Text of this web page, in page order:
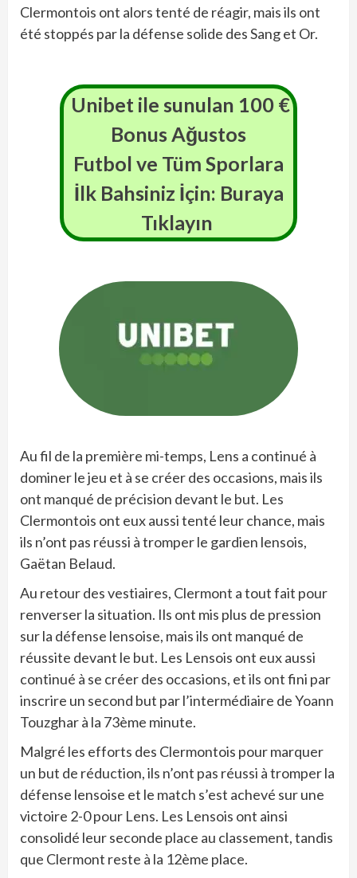
Clermontois ont alors tenté de réagir, mais ils ont
été stoppés par la défense solide des Sang et Or.
Unibet ile sunulan 100 €
Bonus Ağustos
Futbol ve Tüm Sporlara
İlk Bahsiniz İçin: Buraya
Tıklayın
Au fil de la première mi-temps, Lens a continué à
dominer le jeu et à se créer des occasions, mais ils
ont manqué de précision devant le but. Les
Clermontois ont eux aussi tenté leur chance, mais
ils n’ont pas réussi à tromper le gardien lensois,
Gaëtan Belaud.
Au retour des vestiaires, Clermont a tout fait pour
renverser la situation. Ils ont mis plus de pression
sur la défense lensoise, mais ils ont manqué de
réussite devant le but. Les Lensois ont eux aussi
continué à se créer des occasions, et ils ont fini par
inscrire un second but par l’intermédiaire de Yoann
Touzghar à la 73ème minute.
Malgré les efforts des Clermontois pour marquer
un but de réduction, ils n’ont pas réussi à tromper la
défense lensoise et le match s’est achevé sur une
victoire 2-0 pour Lens. Les Lensois ont ainsi
consolidé leur seconde place au classement, tandis
que Clermont reste à la 12ème place.